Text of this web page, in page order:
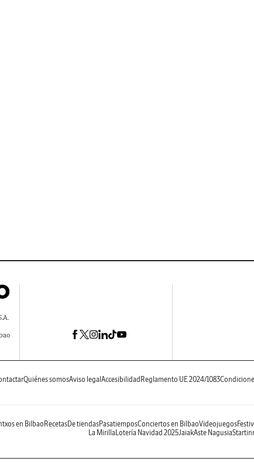
Quiénes somosAviso legal Accesibilidad Reglamento UE 2024/1083
en BilbaoRecetasDe tiendasPasatiemposConciertos en BilbaoVideojuegos
La Mirilla Lotería Navidad 2025JaiakAste Nagusia